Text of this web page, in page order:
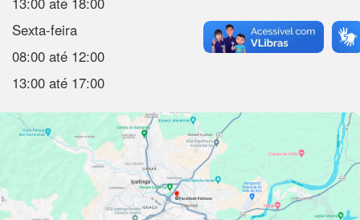
Sexta-feira
08:00 até 12:00
13:00 até 17:00